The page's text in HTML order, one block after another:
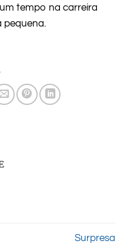
tempo na carreira
pequena.
Surpresa